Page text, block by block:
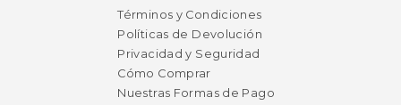
$ 16.14 dcto.
Términos y Condiciones
Políticas de Devolución
Privacidad y Seguridad
Cómo Comprar
Nuestras Formas de Pago